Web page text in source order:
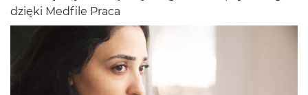
dzięki Medfile Praca